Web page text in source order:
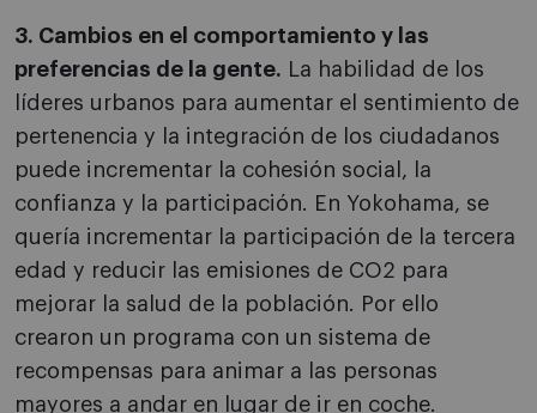
3. Cambios en el comportamiento y las
preferencias de la gente. La habilidad de los
líderes urbanos para aumentar el sentimiento de
pertenencia y la integración de los ciudadanos
puede incrementar la cohesión social, la
confianza y la participación. En Yokohama, se
quería incrementar la participación de la tercera
edad y reducir las emisiones de CO2 para
mejorar la salud de la población. Por ello
crearon un programa con un sistema de
recompensas para animar a las personas
mayores a andar en lugar de ir en coche.